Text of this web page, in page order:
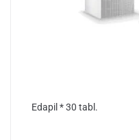
Edapil * 30 tabl.